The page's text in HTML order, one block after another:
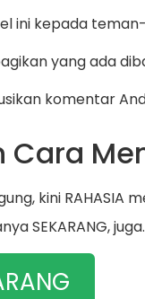
ini kepada
yang ada
komentar
Cara
kini RAHASIA
SEKARANG, juga.